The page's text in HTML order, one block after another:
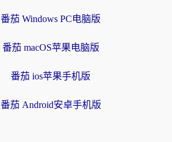
番茄 Windows PC电脑版
番茄 macOS苹果电脑版
番茄 ios苹果手机版
番茄 Android安卓手机版